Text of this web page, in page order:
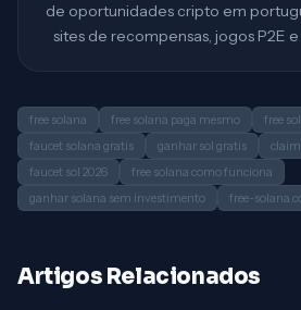
de oportunidades cripto em
sites de recompensas, jogos P2E
free solana free solana paga mesmo
free
faucet solana gratis
ganhar sol gratis
claim
faucet sol 2026
free solana como funciona
ganhar solana sem investimento
free-
Artigos Relacionados